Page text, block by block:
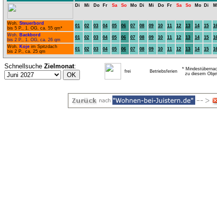
Di Mi Do Fr Sa So Mo Di Mi Do Fr Sa So Mo Di
Woh. Steuerbord
bis 5 P., 1. OG, ca. 55 qm*
01 02 03 04 05 06 07 08 09 10 11 12 13 14 15
Woh. Backbord
bis 2 P., 1. OG, ca. 26 qm
01 02 03 04 05 06 07 08 09 10 11 12 13 14 15
Woh. Koje im Spitzdach
bis 2 P., ca. 25 qm
01 02 03 04 05 06 07 08 09 10 11 12 13 14 15
Schnellsuche Zielmonat:
frei Betriebsferien
*
zu diesem